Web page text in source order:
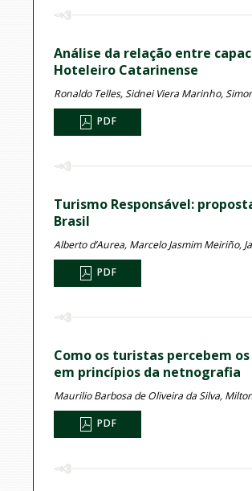
Análise da relação entre
Hoteleiro Catarinense
Ronaldo Telles, Sidnei Viera Marinho,
PDF
Turismo Responsável:
Brasil
Alberto d’Aurea, Marcelo Jasmim Meiriño,
PDF
Como os turistas percebem
em princípios da netnografia
Maurilio Barbosa de Oliveira da Silva,
PDF